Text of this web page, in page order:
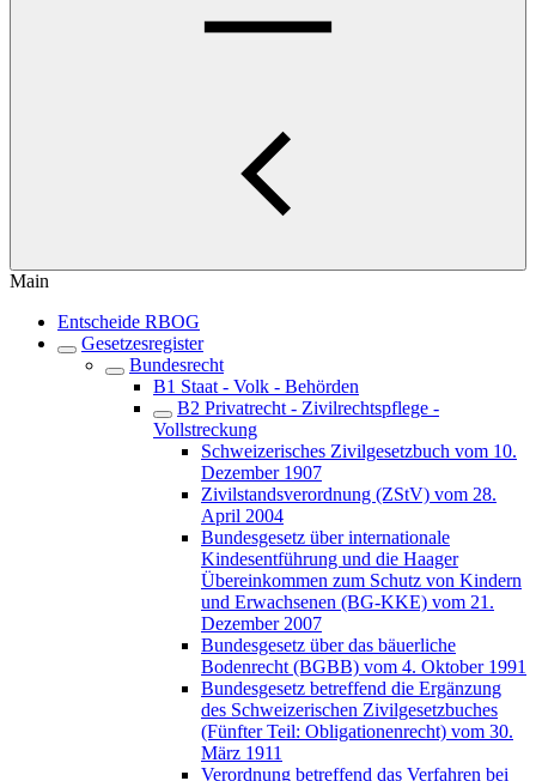
Main
Entscheide RBOG
Gesetzesregister
Bundesrecht
B1 Staat - Volk - Behörden
B2 Privatrecht - Zivilrechtspflege -
Vollstreckung
Schweizerisches Zivilgesetzbuch vom 10.
Dezember 1907
Zivilstandsverordnung (ZStV) vom 28.
April 2004
Bundesgesetz über internationale
Kindesentführung und die Haager
Übereinkommen zum Schutz von Kindern
und Erwachsenen (BG-KKE) vom 21.
Dezember 2007
Bundesgesetz über das bäuerliche
Bodenrecht (BGBB) vom 4. Oktober 1991
Bundesgesetz betreffend die Ergänzung
des Schweizerischen Zivilgesetzbuches
(Fünfter Teil: Obligationenrecht) vom 30.
März 1911
Verordnung betreffend das Verfahren bei